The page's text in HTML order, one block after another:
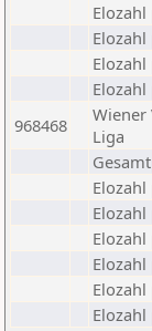
Elozahl
Elozahl
Elozahl
Elozahl
968468
Wiener
Liga
Elozahl
Elozahl
Elozahl
Elozahl
Elozahl
Elozahl